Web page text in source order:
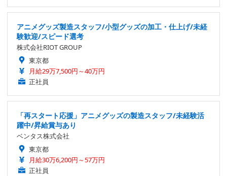
アニメグッズ製造スタッフ/小型グッズの加工・仕上げ/未経
験歓迎/スピード選考
株式会社RIOT GROUP
東京都
月給29万7,500円～40万円
正社員
「再スタート応援」アニメグッズの製造スタッフ/未経験活
躍中/昇給賞与あり
ベンタス株式会社
東京都
月給30万6,200円～57万円
正社員